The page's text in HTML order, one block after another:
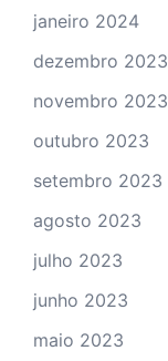
janeiro 2024
dezembro 2023
novembro 2023
outubro 2023
setembro 2023
agosto 2023
julho 2023
junho 2023
maio 2023